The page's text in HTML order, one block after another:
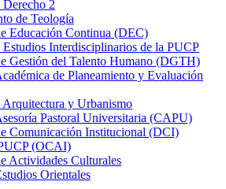
Derecho 2
de Teología
Educación Continua (DEC)
Estudios Interdisciplinarios de la PUCP
Gestión del Talento Humano (DGTH)
de Planeamiento y Evaluación
Arquitectura y Urbanismo
Pastoral Universitaria (CAPU)
Comunicación Institucional (DCI)
(OCAI)
Actividades Culturales
Orientales